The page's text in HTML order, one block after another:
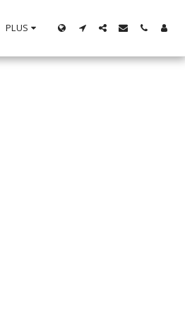
PLUS